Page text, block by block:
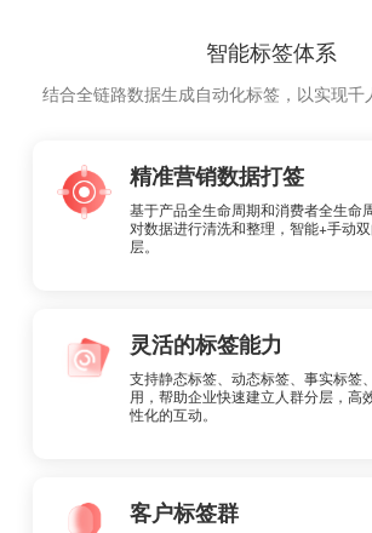
智能标签体系
结合全链路数据生成自动化标签，以实现千
精准营销数据打签
基于产品全生命周期和消费者全生命
对数据进行清洗和整理，智能+手动
层。
灵活的标签能力
支持静态标签、动态标签、事实标签
用，帮助企业快速建立人群分层，高
性化的互动。
客户标签群